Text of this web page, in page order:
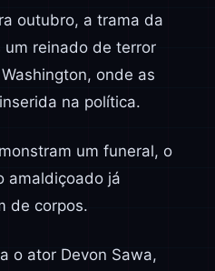
outubro, a trama da
um reinado de terror
onde as
na política.
um funeral, o
amaldiçoado já
de corpos.
o ator Devon Sawa,